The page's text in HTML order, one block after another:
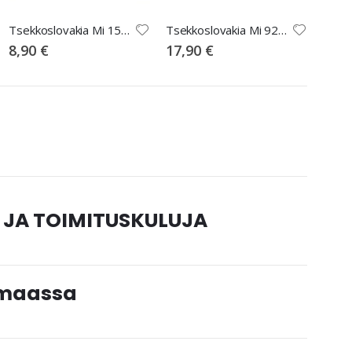
Tsekkoslovakia Mi 152 o
8,90 €
Tsekkoslovakia Mi 921-4 o, Mi 30EUR
17,90 €
TOIMITUSKULUJA